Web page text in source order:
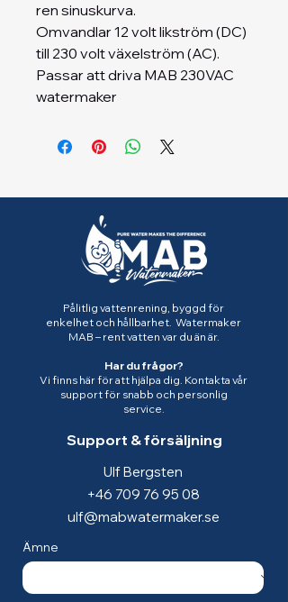
ren sinuskurva.
Omvandlar 12 volt likström (DC)
till 230 volt växelström (AC).
Passar att driva MAB 230VAC
watermaker
Pålitlig vattenrening, byggd för
enkelhet och hållbarhet. Watermaker
MAB – rent vatten var du än är.
Har du frågor?
Vi finns här för att hjälpa dig. Kontakta vår
support för snabb och personlig
service.
Ulf Bergsten
+46 709 76 95 08
ulf@mabwatermaker.se
Support & försäljning
Ämne